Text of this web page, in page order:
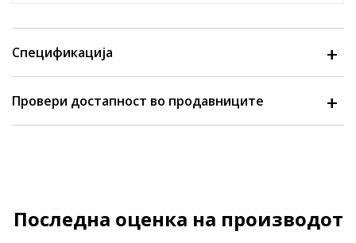
Спецификација
Провери достапност во продавниците
Последна оценка на производот